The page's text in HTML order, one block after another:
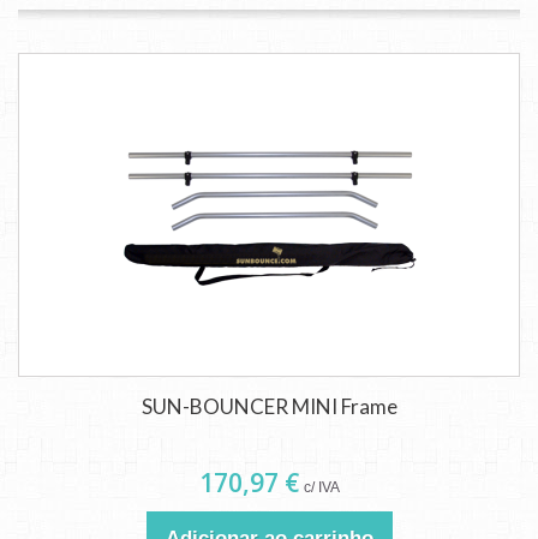
SUN-BOUNCER MINI Frame
170,97 € c/ IVA